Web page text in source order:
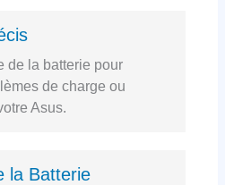
de la batterie pour
de charge ou
Asus.
la Batterie